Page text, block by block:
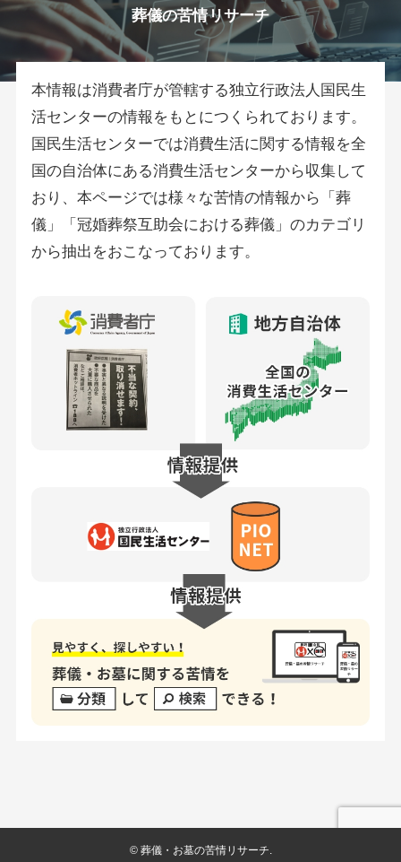
葬儀の苦情リサーチ
本情報は消費者庁が管轄する独立行政法人国民生
活センターの情報をもとにつくられております。
国民生活センターでは消費生活に関する情報を全
国の自治体にある消費生活センターから収集して
おり、本ページでは様々な苦情の情報から「葬
儀」「冠婚葬祭互助会における葬儀」のカテゴリ
から抽出をおこなっております。
©葬儀・お墓の苦情リサーチ.